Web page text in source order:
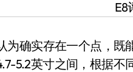
确实存在一个点，既
5.2英寸之间，根据